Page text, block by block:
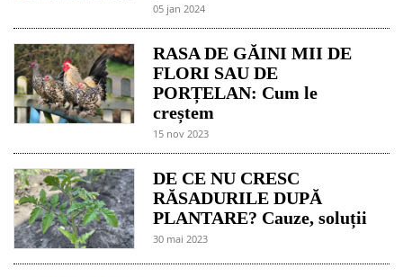
05 jan 2024
RASA DE GĂINI MII DE
FLORI SAU DE
PORȚELAN: Cum le
creștem
15 nov 2023
DE CE NU CRESC
RĂSADURILE DUPĂ
PLANTARE? Cauze, soluții
30 mai 2023